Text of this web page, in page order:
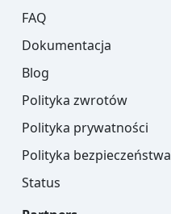
FAQ
Dokumentacja
Blog
Polityka zwrotów
Polityka prywatności
Polityka bezpieczeństwa
Status